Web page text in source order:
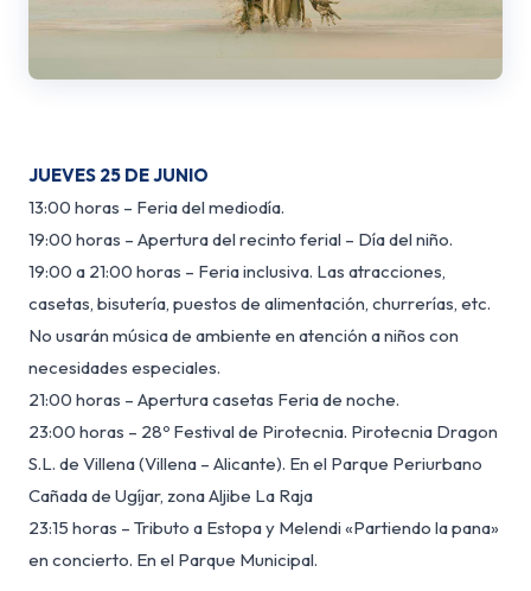
JUEVES 25 DE JUNIO
13:00 horas – Feria del mediodía.
19:00 horas – Apertura del recinto ferial – Día del niño.
19:00 a 21:00 horas – Feria inclusiva. Las atracciones,
casetas, bisutería, puestos de alimentación, churrerías, etc.
No usarán música de ambiente en atención a niños con
necesidades especiales.
21:00 horas – Apertura casetas Feria de noche.
23:00 horas – 28º Festival de Pirotecnia. Pirotecnia Dragon
S.L. de Villena (Villena – Alicante). En el Parque Periurbano
Cañada de Ugíjar, zona Aljibe La Raja
23:15 horas – Tributo a Estopa y Melendi «Partiendo la pana»
en concierto. En el Parque Municipal.